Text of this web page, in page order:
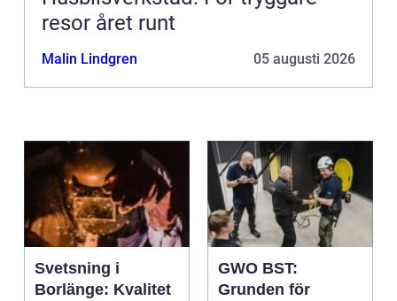
resor året runt
Malin Lindgren 05 augusti 2026
Svetsning i
Borlänge: Kvalitet
GWO BST:
Grunden för